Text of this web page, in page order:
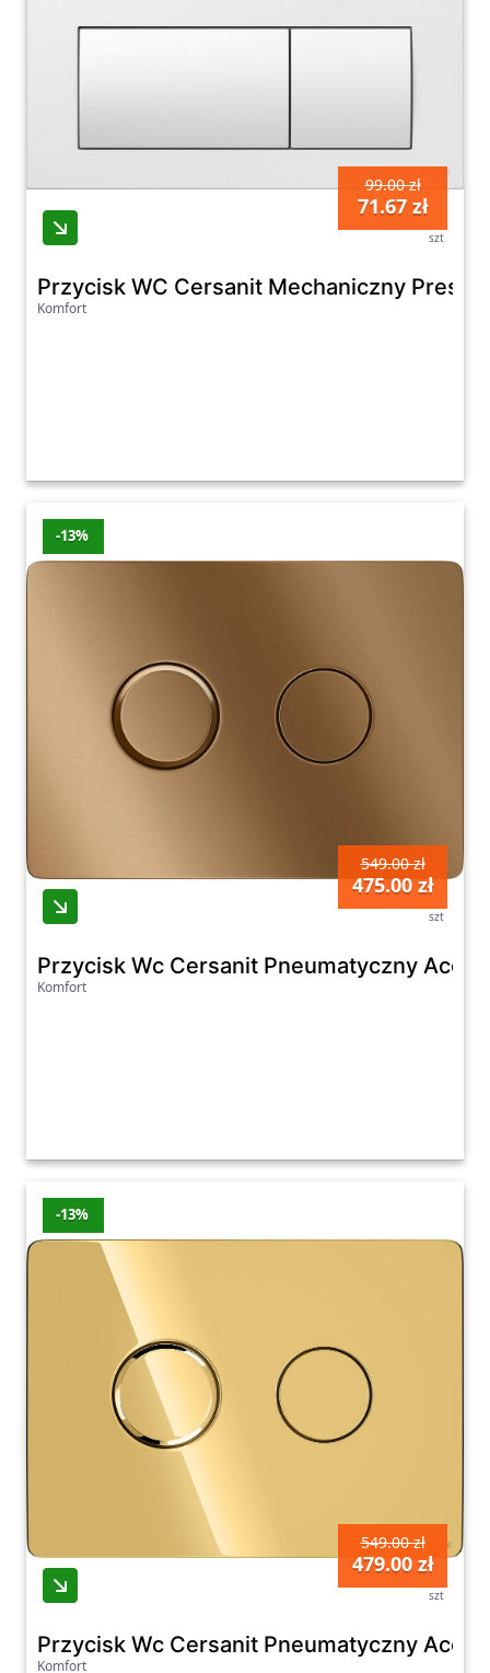
99.00 zł
71.67 zł
szt
Przycisk WC Cersanit Mechaniczny Presto
Komfort
-13%
549.00 zł
475.00 zł
szt
Przycisk Wc Cersanit Pneumatyczny
Komfort
-13%
549.00 zł
479.00 zł
szt
Przycisk Wc Cersanit Pneumatyczny
Komfort